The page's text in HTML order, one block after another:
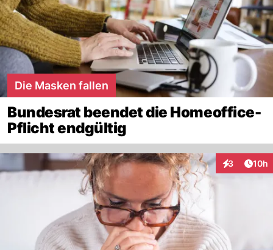
Die Masken fallen
Bundesrat beendet die Homeoffice-
Pflicht endgültig
3
Interaktionen
10h